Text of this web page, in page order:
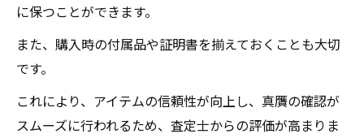
に保つことができます。
また、購入時の付属品や証明書を揃えておくことも大切
です。
これにより、アイテムの信頼性が向上し、真贋の確認が
スムーズに行われるため、査定士からの評価が高まりま